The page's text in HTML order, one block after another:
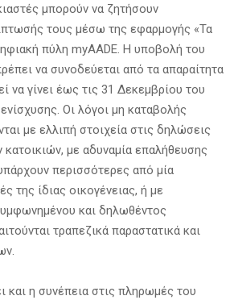
μπορούν να ζητήσουν
τους μέσω της εφαρμογής «Τα
πύλη myAADE. Η υποβολή του
να συνοδεύεται από τα απαραίτητα
να γίνει έως τις 31 Δεκεμβρίου του
Οι λόγοι μη καταβολής
με ελλιπή στοιχεία στις δηλώσεις
με αδυναμία επαλήθευσης
περισσότερες από μία
της ίδιας οικογένειας, ή με
και δηλωθέντος
τραπεζικά παραστατικά και
και η συνέπεια στις πληρωμές του